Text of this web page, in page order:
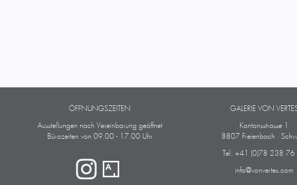
ÖFFNUNGSZEITEN
Ausstellungen nach Vereinbarung geöffnet
Bürozeiten von 09.00 - 17.00 Uhr
GALERIE VON
Kantonsstrasse 1
8807 Freienbach ·
Tel: +41 (0)78 238 76
info@vonvertes.com